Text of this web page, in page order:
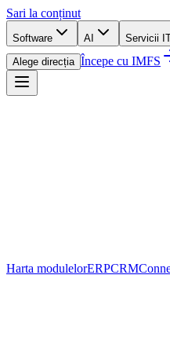
Sari la conținut
Software AI Servicii
Alege direcția Începe cu IMFS
Harta modulelorERPCRM